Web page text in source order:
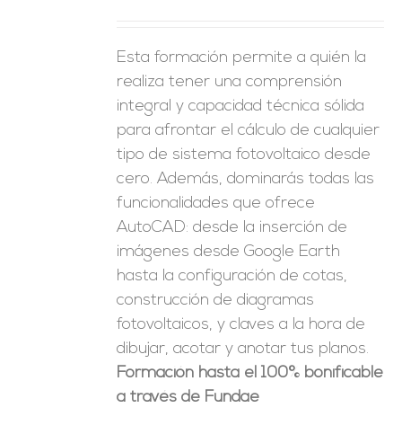
Esta formación permite a quién la
realiza tener una comprensión
integral y capacidad técnica sólida
para afrontar el cálculo de cualquier
tipo de sistema fotovoltaico desde
cero. Además, dominarás todas las
funcionalidades que ofrece
AutoCAD: desde la inserción de
imágenes desde Google Earth
hasta la configuración de cotas,
construcción de diagramas
fotovoltaicos, y claves a la hora de
dibujar, acotar y anotar tus planos.
Formación hasta el 100% bonificable
a través de Fundae